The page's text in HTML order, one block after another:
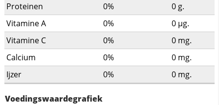
Proteinen 0% 0 g.
Vitamine A
0% 0 µg.
Vitamine C
0% 0 mg.
Calcium
0% 0 mg.
Ijzer
0% 0 mg.
Voedingswaardegrafiek